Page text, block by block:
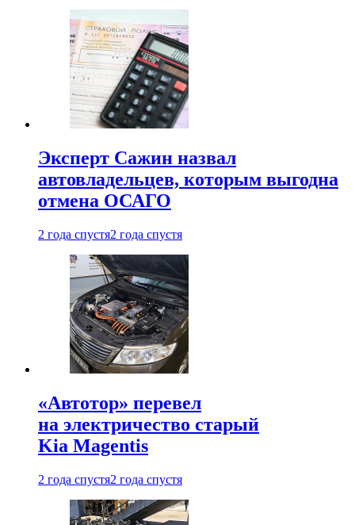
Эксперт Сажин назвал
автовладельцев, которым выгодна
отмена ОСАГО
2 года спустя2 года спустя
«Автотор» перевел
на электричество старый
Kia Magentis
2 года спустя2 года спустя